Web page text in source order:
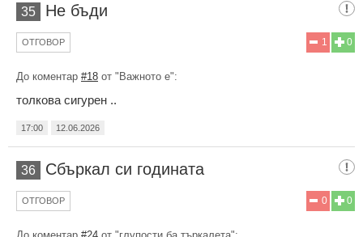
35 Не бъди
0
1
ОТГОВОР
До коментар #18 от "Важното е":
толкова сигурен ..
17:00 12.06.2026
36 Сбъркал си годината
0
0
ОТГОВОР
До коментар #24 от "глупости ба търкалета":